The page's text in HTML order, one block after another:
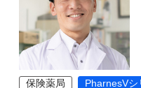
保険薬局 PharnesV